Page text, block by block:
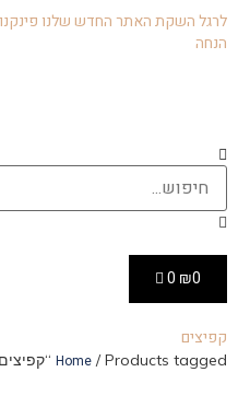
הנחה
₪
0
קפיצים
Home/ Products tagged “קפיצים”